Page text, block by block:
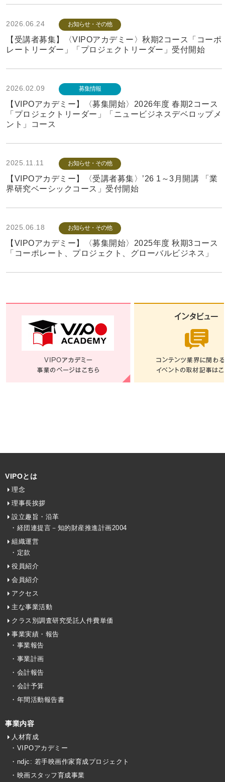
2026.06.24 お知らせ・その他
【受講者募集】〈VIPOアカデミー〉秋期2コース「コーポ
レートリーダー」「プロジェクトリーダー」受付開始
2026.02.09 募集情報
【VIPOアカデミー】〈募集開始〉2026年度 春期2コース
「プロジェクトリーダー」「ニュービジネスデベロップメ
ント」コース
2025.11.11 お知らせ・その他
【VIPOアカデミー】〈受講者募集〉’26 1～3月開講 「業
界研究ベーシックコース」受付開始
2025.06.18 お知らせ・その他
【VIPOアカデミー】〈募集開始〉2025年度 秋期3コース
「コーポレート、プロジェクト、グローバルビジネス」
VIPOとは
理念
理事長挨拶
設立趣旨・沿革
・経団連提言－知的財産推進計画2004
組織運営
・定款
役員紹介
会員紹介
アクセス
主な事業活動
クラス別調査研究受託人件費単価
事業実績・報告
・事業報告
・事業計画
・会計報告
・会計予算
・年間活動報告書
事業内容
人材育成
・VIPOアカデミー
・ndjc: 若手映画作家育成プロジェクト
・映画スタッフ育成事業